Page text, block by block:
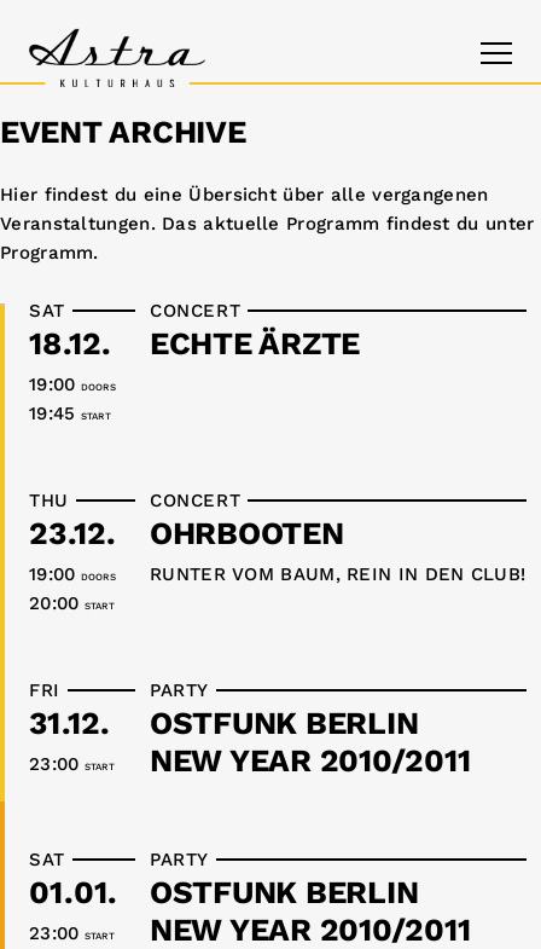
PROGRAM
CONTACT
EVENT ARCHIVE
Hier findest du eine Übersicht über alle vergangenen
Veranstaltungen. Das aktuelle Programm findest du unter
Programm.
SAT
18.12.
DOORS
19:00
START
19:45
CONCERT
ECHTE ÄRZTE
THU
23.12.
DOORS
19:00
START
20:00
CONCERT
OHRBOOTEN
RUNTER VOM BAUM, REIN IN DEN CLUB!
FRI
31.12.
START
23:00
PARTY
OSTFUNK BERLIN
NEW YEAR 2010/2011
SAT
01.01.
START
23:00
PARTY
OSTFUNK BERLIN
NEW YEAR 2010/2011